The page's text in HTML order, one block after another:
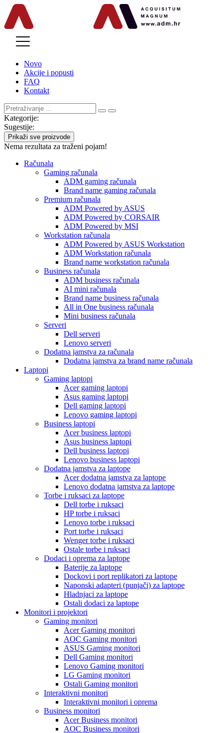
Novo
Akcije i popusti
FAQ
Kontakt
Kategorije:
Sugestije:
Prikaži sve proizvode
Nema rezultata za traženi pojam!
Računala
Gaming računala
ADM gaming računala
Brand name gaming računala
Premium računala
ADM Powered by ASUS
ADM Powered by CORSAIR
ADM Powered by MSI
Workstation računala
ADM Powered by ASUS Workstation
ADM Workstation računala
Brand name workstation računala
Business računala
ADM business računala
AI mini računala
Brand name business računala
All in One business računala
Mini business računala
Serveri
Dell serveri
Lenovo serveri
Dodatna jamstva za računala
Dodatna jamstva za brand name računala
Laptopi
Gaming laptopi
Acer gaming laptopi
Asus gaming laptopi
Dell gaming laptopi
Lenovo gaming laptopi
Business laptopi
Acer business laptopi
Asus business laptopi
Dell business laptopi
Lenovo business laptopi
Dodatna jamstva za laptope
Acer dodatna jamstva za laptope
Lenovo dodatna jamstva za laptope
Torbe i ruksaci za laptope
Dell torbe i ruksaci
HP torbe i ruksaci
Lenovo torbe i ruksaci
Port torbe i ruksaci
Wenger torbe i ruksaci
Ostale torbe i ruksaci
Dodaci i oprema za laptope
Baterije za laptope
Dockovi i port replikatori za laptope
Naponski adapteri (punjači) za laptope
Hladnjaci za laptope
Ostali dodaci za laptope
Monitori i projektori
Gaming monitori
Acer Gaming monitori
AOC Gaming monitori
ASUS Gaming monitori
Dell Gaming monitori
Lenovo Gaming monitori
LG Gaming monitori
Ostali Gaming monitori
Interaktivni monitori
Interaktivni monitori i oprema
Business monitori
Acer Business monitori
AOC Business monitori